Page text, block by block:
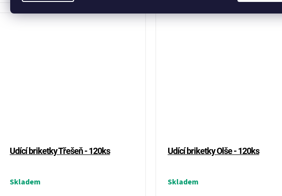
Udící briketky Třešeň - 120ks
Skladem
Udící briketky Olše - 120ks
Skladem